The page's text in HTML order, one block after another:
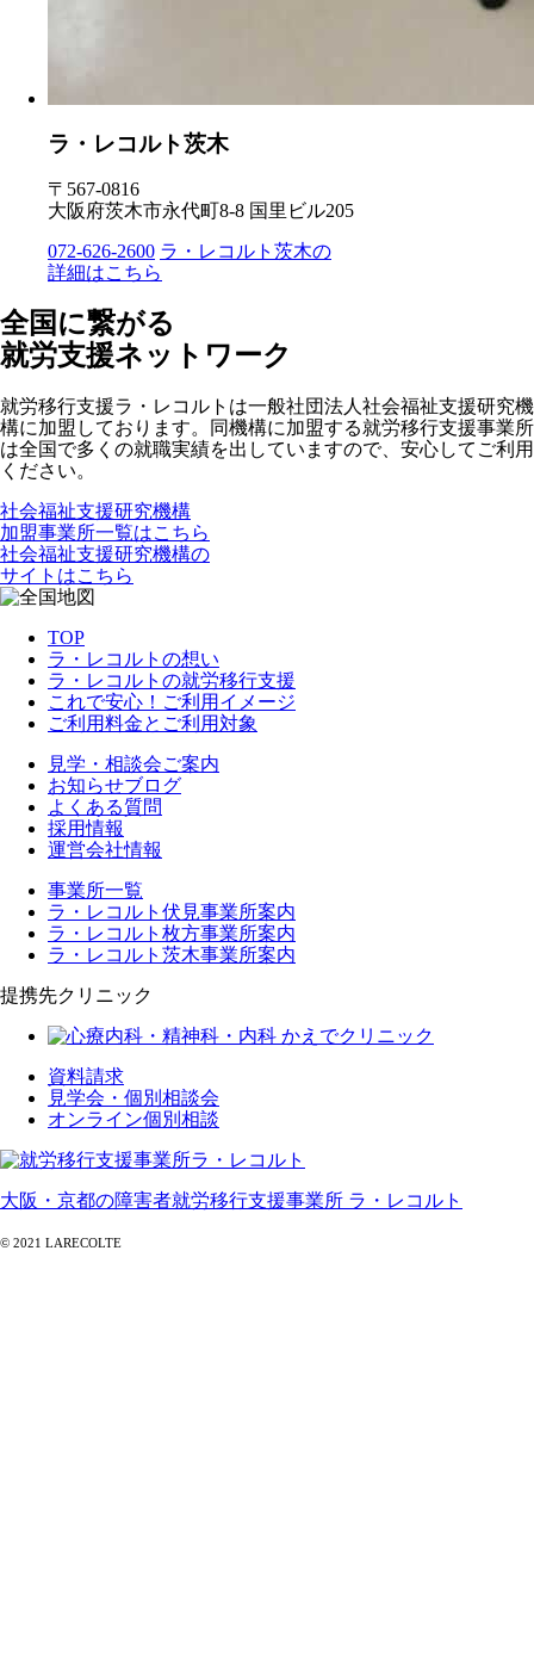
ラ・レコルト茨木
〒567-0816
大阪府茨木市永代町8-8 国里ビル205
072-626-2600 ラ・レコルト茨木の
詳細はこちら
全国に繋がる
就労支援ネットワーク
就労移行支援ラ・レコルトは一般社団法人社会福祉支援研究機
構に加盟しております。同機構に加盟する就労移行支援事業所
は全国で多くの就職実績を出していますので、安心してご利用
ください。
社会福祉支援研究機構
加盟事業所一覧はこちら
社会福祉支援研究機構の
サイトはこちら
TOP
ラ・レコルトの想い
ラ・レコルトの就労移行支援
これで安心！ご利用イメージ
ご利用料金とご利用対象
見学・相談会ご案内
お知らせブログ
よくある質問
採用情報
運営会社情報
事業所一覧
ラ・レコルト伏見事業所案内
ラ・レコルト枚方事業所案内
ラ・レコルト茨木事業所案内
提携先クリニック
資料請求
見学会・個別相談会
オンライン個別相談
大阪・京都の障害者就労移行支援事業所 ラ・レコルト
© 2021 LARECOLTE